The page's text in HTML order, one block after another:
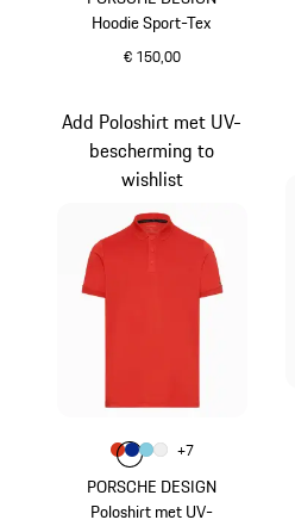
Hoodie Sport-Tex
€ 150,00
PORSCHE DESIGN
Poloshirt met UV-
Add Poloshirt met UV-
bescherming to
wishlist
Kleur
Kleurlavaoranje
Kleur blauw
Kleurlichtblauw
Kleur
+7